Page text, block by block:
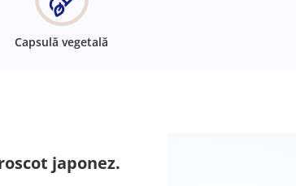
Capsulă vegetală
japonez.